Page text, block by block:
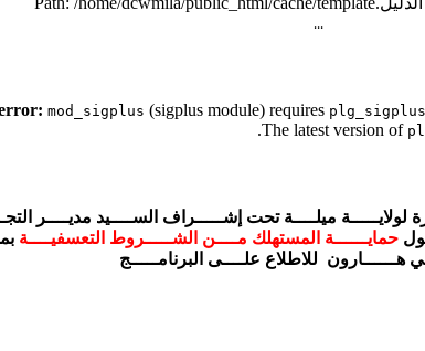
...
mod_sigplus (sigplus module) requires plg_sigplus
The latest version of
.
لولايـــــة ميلــــة تحت إشـــــراف الســــيد مديــــر
حمايــــــة المستهلك مــــن الشـــــروط التعسفيــــة
هــــــارون للاطلاع علــــى البرنامـــــج